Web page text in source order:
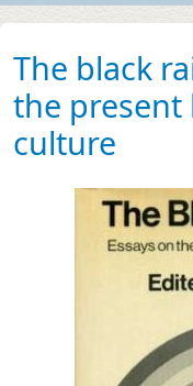
The black
the
culture